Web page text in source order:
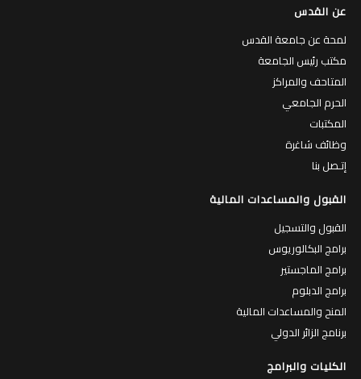
عن القدس
لمحة عن جامعة القدس
مكتب رئيس الجامعة
المتاحف والمراكز
الحرم الجامعي
المكتبات
وظائف شاغرة
إتـصل بنا
القبول والمساعدات المالية
القبول والتسجيل
برامج البكالوريوس
برامج الماجستير
برامج الدبلوم
المنح والمساعدات المالية
برنامج الزائر الدولي
الكليات والبرامج